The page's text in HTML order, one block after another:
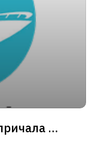
Маршрут №4 Круговой от причала «Зарядье»